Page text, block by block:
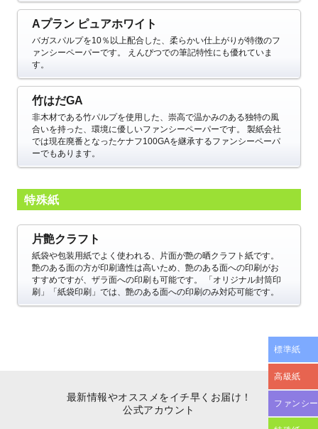
Aプラン ピュアホワイト
バガスパルプを10％以上配合した、柔らかい仕上がりが特徴のフ
ァンシーペーパーです。
えんぴつでの筆記特性にも優れていま
す。
竹はだGA
非木材である竹パルプを使用した、崇高で温かみのある独特の風
合いを持った、環境に優しいファンシーペーパーです。 製紙会社
では現在廃番となったケナフ100GAを継承するファンシーペーパ
ーでもあります。
特殊紙
片艶クラフト
紙袋や包装用紙でよく使われる、片面が艶の晒クラフト紙です。
艶のある面の方が印刷適性は高いため、艶のある面への印刷がお
すすめですが、ザラ面への印刷も可能です。
「オリジナル封筒印
刷」「紙袋印刷」では、艶のある面への印刷のみ対応可能です。
標準紙
高級紙
ファンシー
最新情報やオススメをイチ早くお届け！
公式アカウント